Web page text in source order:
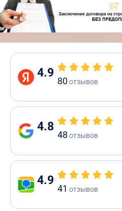
4.9
80отзывов
4.8
48 отзывов
4.9
41 отзывов